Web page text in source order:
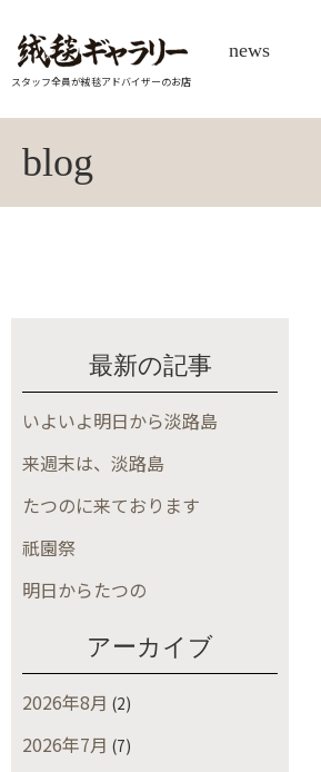
スタッフ全員が絨毯アドバイザーのお店
news
blog
最新の記事
いよいよ明日から淡路島
来週末は、淡路島
たつのに来ております
祇園祭
明日からたつの
アーカイブ
2026年8月 (2)
2026年7月 (7)